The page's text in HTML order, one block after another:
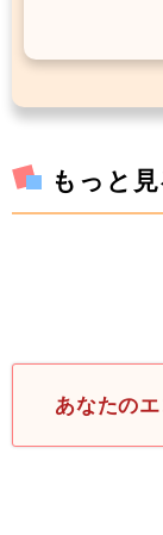
もっと見
あなたの